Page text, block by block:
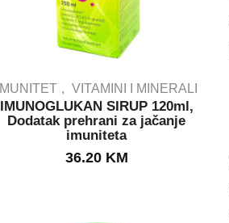
IN STOCK
IMUNITET VITAMINI I MINERALI
IMUNOGLUKAN SIRUP 120ml,
Dodatak prehrani za jačanje
imuniteta
36.20 KM